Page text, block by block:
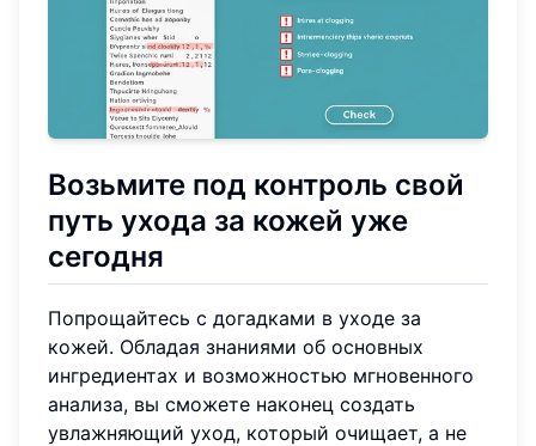
Возьмите под контроль свой
путь ухода за кожей уже
сегодня
Попрощайтесь с догадками в уходе за
кожей. Обладая знаниями об основных
ингредиентах и возможностью мгновенного
анализа, вы сможете наконец создать
увлажняющий уход, который очищает, а не